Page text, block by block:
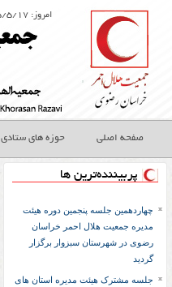
امروز: ۱۴۰۵/۵/۱۷
صفحه اصلی حوزه های ستادی
پربیننده‌ترین ها
چهاردهمین جلسه پنجمین دوره هیئت
مدیره جمعیت هلال احمر خراسان
رضوی در شهرستان سبزوار برگزار
گردید
جلسه مشترک هیئت مدیره استان های